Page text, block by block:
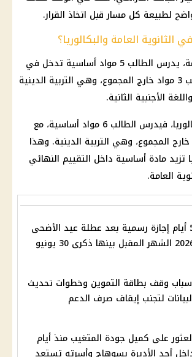
لطبيعة كل مسار قبل اتخاذ القرار.
الثانوية العامة والبكالوريا؟
في الثانوية العامة، يدرس الطالب 5 مواد أساسية تدخل في
المجموع، إلى جانب 3 مواد خارج المجموع، وهي التربية الدينية
الأجنبية الثانية.
أما في نظام البكالوريا، فيدرس الطالب 6 مواد أساسية، مع
المجموع، وهي التربية الدينية. وهذا
تزيد مادة أساسية داخل التقييم النهائي
العامة.
5 أيام إجازة رسمية بعد عطلة عيد الأضحى
المقبل بينها ذكرى 30 يونيو
وقف بطاقة التموين وخطوات تحديث
لتجنب إيقاف صرف الدعم
على كميل جودة المتغيب منذ أيام
أحد الأديرة بسوهاج وأسرته تستعد